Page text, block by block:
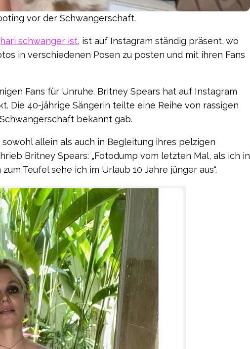
vor der Schwangerschaft.
schwanger ist, ist auf Instagram ständig präsent, wo
in verschiedenen Posen zu posten und mit ihren Fans
Fans für Unruhe. Britney Spears hat auf Instagram
Die 40-jährige Sängerin teilte eine Reihe von rassigen
bekannt gab.
allein als auch in Begleitung ihres pelzigen
Britney Spears: „Fotodump vom letzten Mal, als ich in
Teufel sehe ich im Urlaub 10 Jahre jünger aus“.